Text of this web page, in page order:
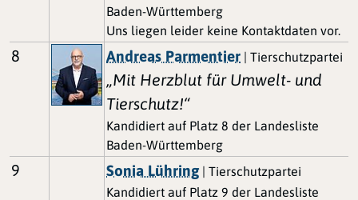
Baden-Württemberg
Uns liegen leider keine Kontaktdaten vor.
8 Andreas Parmentier | Tierschutzpartei
„Mit Herzblut für Umwelt- und
Tierschutz!“
Kandidiert auf Platz 8 der Landesliste
Baden-Württemberg
9 Sonia Lühring| Tierschutzpartei
Kandidiert auf Platz 9 der Landesliste